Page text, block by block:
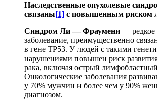
Наследственные опухолевые
связаны[1] с повышенным риском
Синдром Ли — Фраумени — редкое
заболевание, преимущественно
в гене TP53. У людей с такими
нарушениями повышен риск
рака, включая острый
Онкологические заболевания
у 70% мужчин и более чем у 90%
диагнозом.